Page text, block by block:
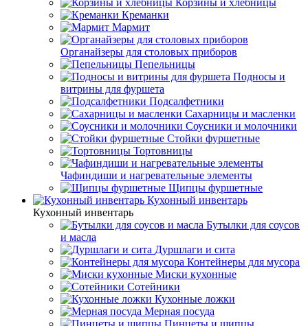
Корзины и хлебницы
Креманки
Мармит
Органайзеры для столовых приборов
Пепельницы
Подносы и
витрины для фуршета
Подсалфетники
Сахарницы и масленки
Соусники и молочники
Стойки фуршетные
Тортовницы
Чафиндиши и нагревательные элементы
Щипцы фуршетные
Кухонный инвентарь
Кухонный инвентарь
Бутылки для соусов
и масла
Дуршлаги и сита
Контейнеры для мусора
Миски кухонные
Сотейники
Кухонные ложки
Мерная посуда
Пинцеты и щипцы